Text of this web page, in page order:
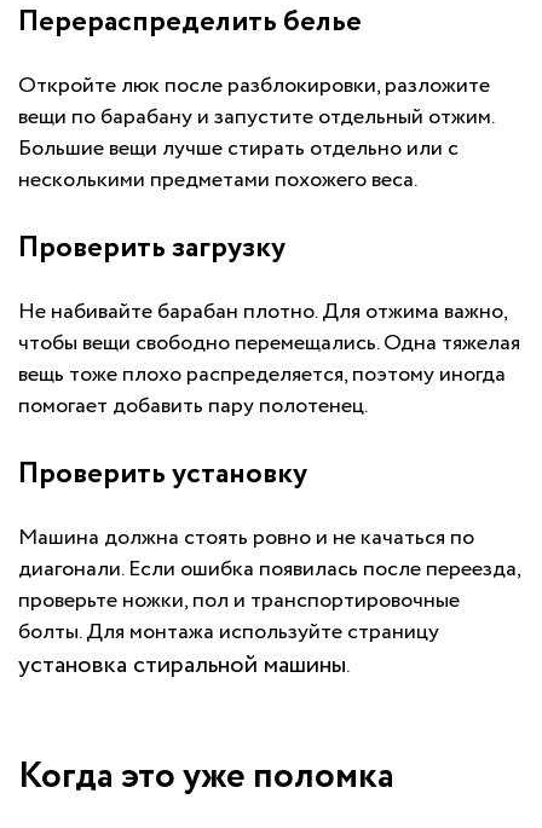
Перераспределить белье
Откройте люк после разблокировки, разложите
вещи по барабану и запустите отдельный отжим.
Большие вещи лучше стирать отдельно или с
несколькими предметами похожего веса.
Проверить загрузку
Не набивайте барабан плотно. Для отжима важно,
чтобы вещи свободно перемещались. Одна тяжелая
вещь тоже плохо распределяется, поэтому иногда
помогает добавить пару полотенец.
Проверить установку
Машина должна стоять ровно и не качаться по
диагонали. Если ошибка появилась после переезда,
проверьте ножки, пол и транспортировочные
болты. Для монтажа используйте страницу
установка стиральной машины.
Когда это уже поломка